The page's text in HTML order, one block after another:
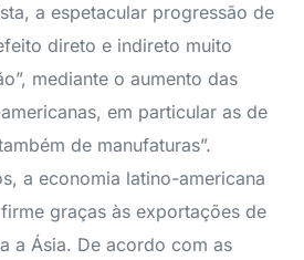
a espetacular progressão de
direto e indireto muito
mediante o aumento das
em particular as de
de manufaturas”.
a economia latino-americana
graças às exportações de
a Ásia. De acordo com as